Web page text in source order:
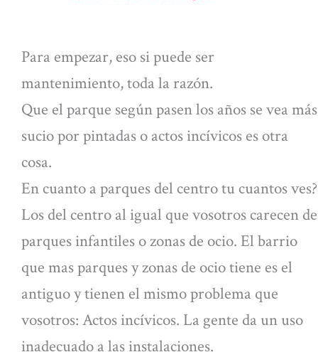
Para empezar, eso si puede ser
mantenimiento, toda la razón.
Que el parque según pasen los años se vea más
sucio por pintadas o actos incívicos es otra
cosa.
En cuanto a parques del centro tu cuantos ves?
Los del centro al igual que vosotros carecen de
parques infantiles o zonas de ocio. El barrio
que mas parques y zonas de ocio tiene es el
antiguo y tienen el mismo problema que
vosotros: Actos incívicos. La gente da un uso
inadecuado a las instalaciones.